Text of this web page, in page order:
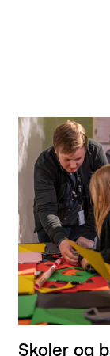
Skoler og